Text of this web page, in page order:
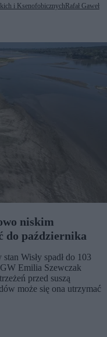
i Ksenofobicznych Rafał Gaweł
niskim
do października
Wisły spadł do 103
Emilia Szewczak
przed suszą
może się ona utrzymać